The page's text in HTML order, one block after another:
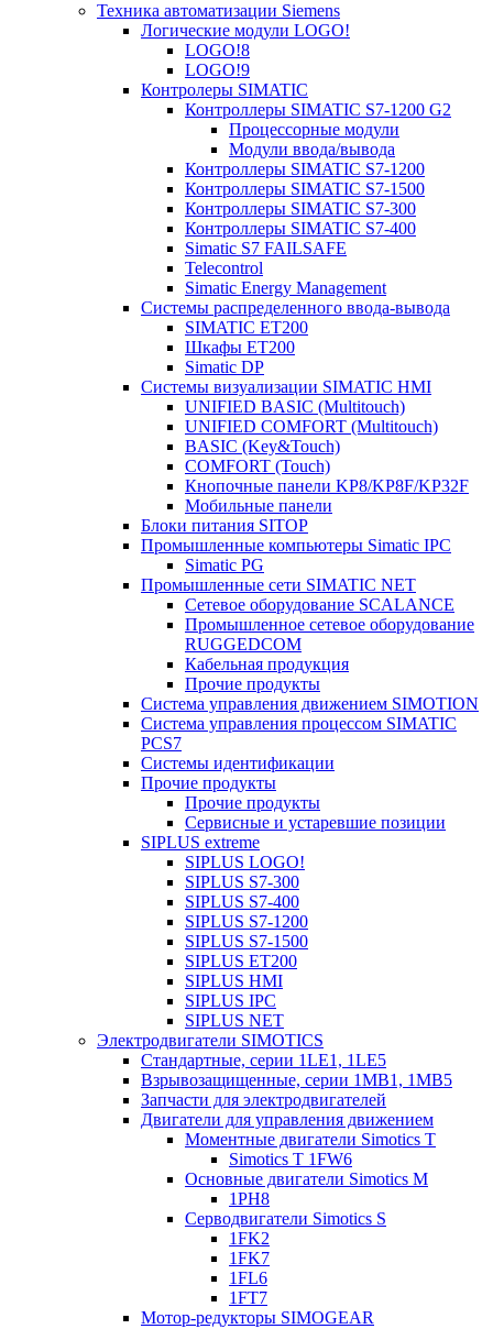
Техника автоматизации Siemens
Логические модули LOGO!
LOGO!8
LOGO!9
Контролеры SIMATIC
Контроллеры SIMATIC S7-1200 G2
Процессорные модули
Модули ввода/вывода
Контроллеры SIMATIC S7-1200
Контроллеры SIMATIC S7-1500
Контроллеры SIMATIC S7-300
Контроллеры SIMATIC S7-400
Simatic S7 FAILSAFE
Telecontrol
Simatic Energy Management
Системы распределенного ввода-вывода
SIMATIC ET200
Шкафы ET200
Simatic DP
Системы визуализации SIMATIC HMI
UNIFIED BASIC (Multitouch)
UNIFIED COMFORT (Multitouch)
BASIC (Key&Touch)
COMFORT (Touch)
Кнопочные панели KP8/KP8F/KP32F
Мобильные панели
Блоки питания SITOP
Промышленные компьютеры Simatic IPC
Simatic PG
Промышленные сети SIMATIC NET
Сетевое оборудование SCALANCE
Промышленное сетевое оборудование
RUGGEDCOM
Кабельная продукция
Прочие продукты
Система управления движением SIMOTION
Система управления процессом SIMATIC
PCS7
Системы идентификации
Прочие продукты
Прочие продукты
Сервисные и устаревшие позиции
SIPLUS extreme
SIPLUS LOGO!
SIPLUS S7-300
SIPLUS S7-400
SIPLUS S7-1200
SIPLUS S7-1500
SIPLUS ET200
SIPLUS HMI
SIPLUS IPC
SIPLUS NET
Электродвигатели SIMOTICS
Стандартные, серии 1LE1, 1LE5
Взрывозащищенные, серии 1MB1, 1MB5
Запчасти для электродвигателей
Двигатели для управления движением
Моментные двигатели Simotics T
Simotics T 1FW6
Основные двигатели Simotics M
1PH8
Серводвигатели Simotics S
1FK2
1FK7
1FL6
1FT7
Мотор-редукторы SIMOGEAR